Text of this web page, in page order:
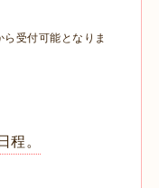
受付可能となりま
程。